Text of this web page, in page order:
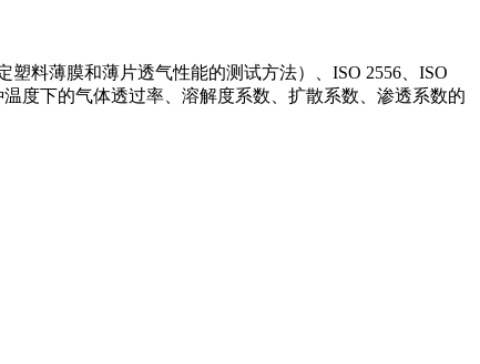
塑料薄膜和薄片透气性能的测试方法）、ISO 2556、ISO
度下的气体透过率、溶解度系数、扩散系数、渗透系数的